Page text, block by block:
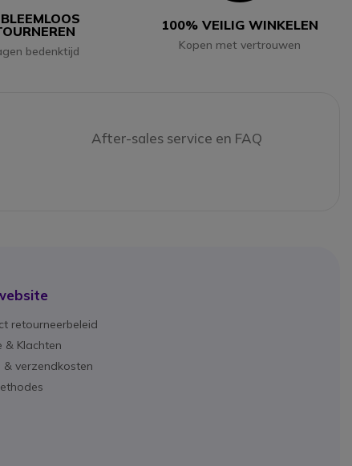
bedenktijd
100% VEILIG WINKELEN
Kopen met vertrouwen
After-sales service en FAQ
retourneerbeleid
& Klachten
& verzendkosten